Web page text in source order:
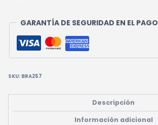
GARANTÍA DE SEGURIDAD EN EL PAGO
SKU: BRA257
Descripción
Información adicional